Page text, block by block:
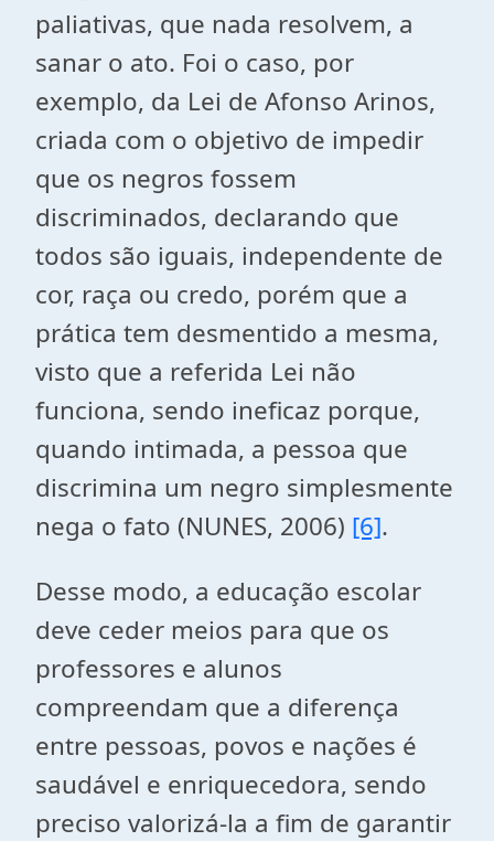
paliativas, que nada resolvem, a
sanar o ato. Foi o caso, por
exemplo, da Lei de Afonso Arinos,
criada com o objetivo de impedir
que os negros fossem
discriminados, declarando que
todos são iguais, independente de
cor, raça ou credo, porém que a
prática tem desmentido a mesma,
visto que a referida Lei não
funciona, sendo ineficaz porque,
quando intimada, a pessoa que
discrimina um negro simplesmente
nega o fato (NUNES, 2006) [6].
Desse modo, a educação escolar
deve ceder meios para que os
professores e alunos
compreendam que a diferença
entre pessoas, povos e nações é
saudável e enriquecedora, sendo
preciso valorizá-la a fim de garantir